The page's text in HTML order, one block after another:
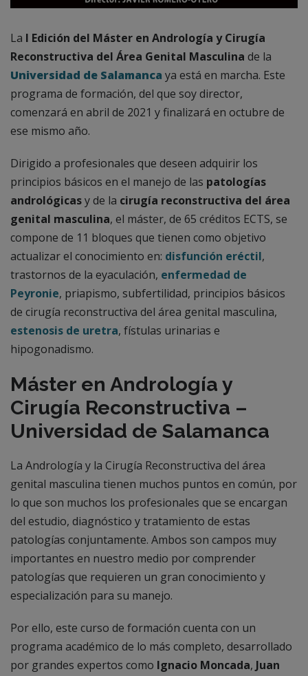
La I Edición del Máster en Andrología y Cirugía
Reconstructiva del Área Genital Masculina de la
Universidad de Salamanca ya está en marcha. Este
programa de formación, del que soy director,
comenzará en abril de 2021 y finalizará en octubre de
ese mismo año.
Dirigido a profesionales que deseen adquirir los
principios básicos en el manejo de las patologías
andrológicasy de la cirugía reconstructiva del área
genital masculina, el máster, de 65 créditos ECTS, se
compone de 11 bloques que tienen como objetivo
actualizar el conocimiento en: disfunción eréctil,
trastornos de la eyaculación, enfermedad de
Peyronie, priapismo, subfertilidad, principios básicos
de cirugía reconstructiva del área genital masculina,
estenosis de uretra, fístulas urinarias e
hipogonadismo.
Máster en Andrología y
Cirugía Reconstructiva –
Universidad de Salamanca
La Andrología y la Cirugía Reconstructiva del área
genital masculina tienen muchos puntos en común, por
lo que son muchos los profesionales que se encargan
del estudio, diagnóstico y tratamiento de estas
patologías conjuntamente. Ambos son campos muy
importantes en nuestro medio por comprender
patologías que requieren un gran conocimiento y
especialización para su manejo.
Por ello, este curso de formación cuenta con un
programa académico de lo más completo, desarrollado
por grandes expertos como Ignacio Moncada, Juan